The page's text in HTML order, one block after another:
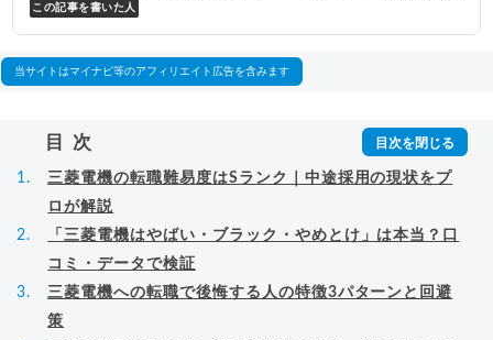
この記事を書いた人
べらない転職エージェント
当サイトはマイナビ等のアフィリエイト広告を含みます
目次
三菱電機の転職難易度はSランク｜中途採用の現状をプ
ロが解説
「三菱電機はやばい・ブラック・やめとけ」は本当？口
コミ・データで検証
三菱電機への転職で後悔する人の特徴3パターンと回避
策